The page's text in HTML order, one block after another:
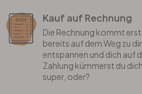
Kauf auf Rechnung
Die Rechnung kommt
bereits auf dem Weg zu
entspannen und dich auf
Zahlung kümmerst du
super, oder?